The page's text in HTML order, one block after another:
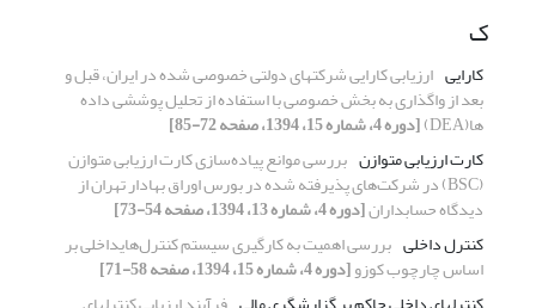
ک
کارایی ارزیابی کارایی شرکت‏های دولتی خصوصی شده در ایران، قبل و
بعد از واگذاری به بخش خصوصی با استفاده از تحلیل پوششی داده
ها(DEA)
[دوره 4، شماره 15، 1394، صفحه 72-85]
کارت ارزیابی متوازن بررسی موانع پیاده‌سازی کارت ارزیابی متوازن
(BSC) در شرکت‌های پذیرفته شده در بورس اوراق بهادار تهران از
دیدگاه حسابداران[دوره 4، شماره 13، 1394، صفحه 54-73]
کنترل داخلی بررسی اهمیت به کارگیری سیستم کنترل‌هایداخلی بر
اساس چارچوب کوزو[دوره 4، شماره 15، 1394، صفحه 58-71]